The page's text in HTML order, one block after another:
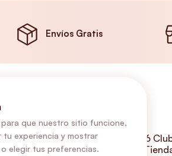
Envíos Gratis
©2026
Somos la
que nuestro sitio funcione,
tu experiencia y mostrar
elegir tus preferencias.